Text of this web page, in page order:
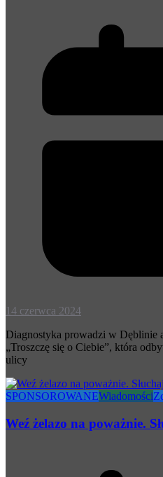
14 czerwca 2024
Diagnostyka prowadzi w Dęblinie
„Troszczę się o Ciebie”, która
ulicy
SPONSOROWANEWiadomości
Weź żelazo na poważnie.